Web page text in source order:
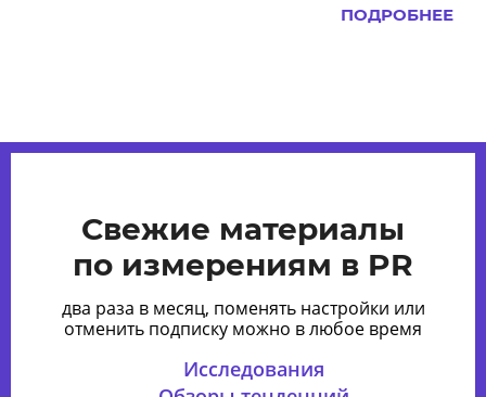
ПОДРОБНЕЕ
Свежие материалы
по измерениям в PR
два раза в месяц, поменять настройки или
отменить подписку можно в любое время
Исследования